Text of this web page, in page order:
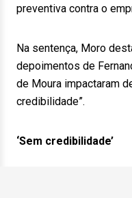
preventiva contra o
Na sentença, Moro
depoimentos de
de Moura impactaram
credibilidade”.
‘Sem credibilidade’